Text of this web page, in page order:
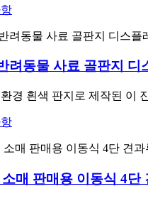
려동물 사료 골판지 디
경 흰색 판지로 제작된 이
매 판매용 이동식 4단